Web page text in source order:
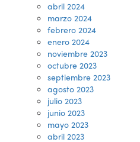
abril 2024
marzo 2024
febrero 2024
enero 2024
noviembre 2023
octubre 2023
septiembre 2023
agosto 2023
julio 2023
junio 2023
mayo 2023
abril 2023